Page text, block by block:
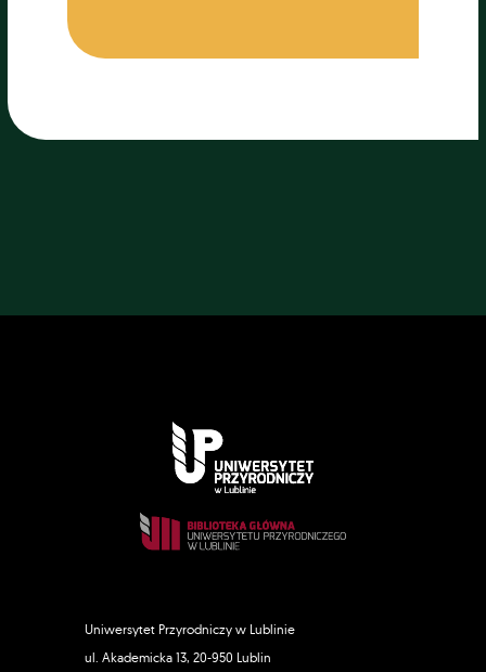
Uniwersytet Przyrodniczy w Lublinie
ul. Akademicka 13, 20-950 Lublin